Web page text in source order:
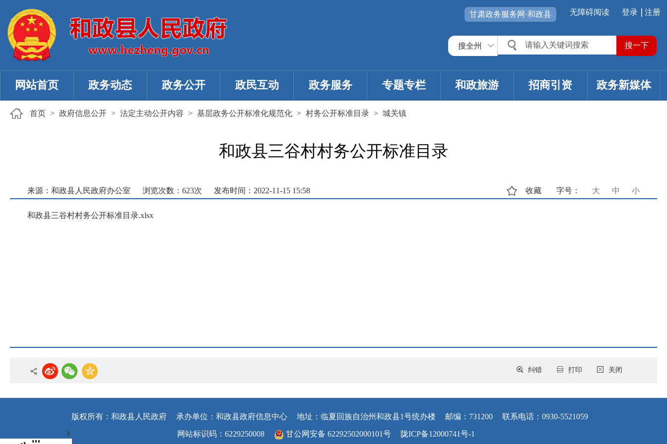
登录 注册
无障碍阅读
甘肃政务服务网·和政县
搜全州
网站首页 政务动态 政务公开 政民互动 政务服务 专题专栏 和政旅游 招商引资 政务新媒体
首页 > 政府信息公开 > 法定主动公开内容 > 基层政务公开标准化规范化 > 村务公开标准目录 > 城关镇
和政县三谷村村务公开标准目录
来源：和政县人民政府办公室 浏览次数： 623次 发布时间：2022-11-15 15:58 字号： 大 中 小
收藏
和政县三谷村村务公开标准目录.xlsx
关闭
打印
纠错
版权所有：和政县人民政府 承办单位：和政县政府信息中心 地址：临夏回族自治州和政县1号统办楼 邮编：731200 联系电话：0930-5521059
网站标识码：6229250008 甘公网安备 62292502000101号 陇ICP备12000741号-1
x